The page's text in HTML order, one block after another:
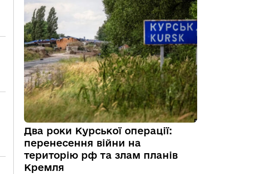
Два роки Курської операції:
перенесення війни на
територію рф та злам планів
Кремля